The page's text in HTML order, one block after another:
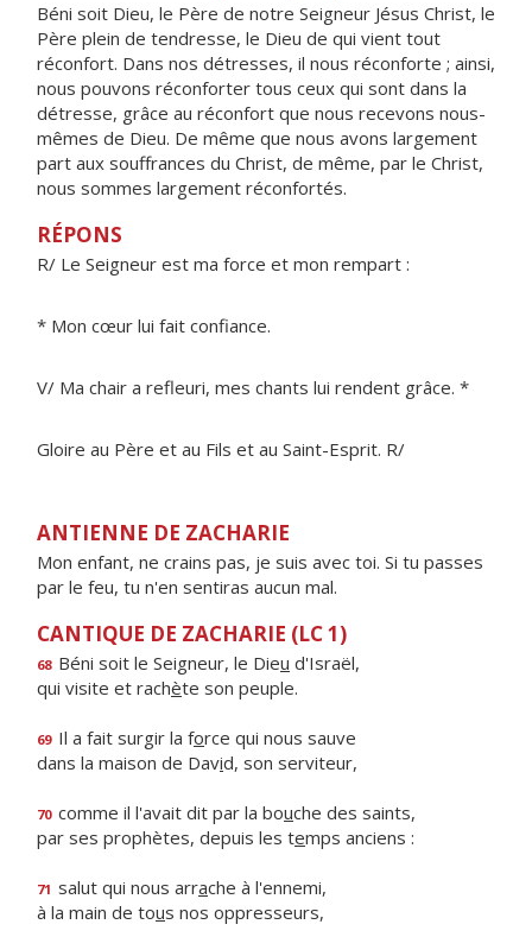
Béni soit Dieu, le Père de notre Seigneur Jésus Christ, le
Père plein de tendresse, le Dieu de qui vient tout
réconfort. Dans nos détresses, il nous réconforte ; ainsi,
nous pouvons réconforter tous ceux qui sont dans la
détresse, grâce au réconfort que nous recevons nous-
mêmes de Dieu. De même que nous avons largement
part aux souffrances du Christ, de même, par le Christ,
nous sommes largement réconfortés.
RÉPONS
R/ Le Seigneur est ma force et mon rempart :
* Mon cœur lui fait confiance.
V/ Ma chair a refleuri, mes chants lui rendent grâce. *
Gloire au Père et au Fils et au Saint-Esprit. R/
ANTIENNE DE ZACHARIE
Mon enfant, ne crains pas, je suis avec toi. Si tu passes
par le feu, tu n'en sentiras aucun mal.
CANTIQUE DE ZACHARIE (LC 1)
68 Béni soit le Seigneur, le Dieu d'Israël,
qui visite et rachète son peuple.
69 Il a fait surgir la force qui nous sauve
dans la maison de David, son serviteur,
70 comme il l'avait dit par la bouche des saints,
par ses prophètes, depuis les temps anciens :
71 salut qui nous arrache à l'ennemi,
à la main de tous nos oppresseurs,